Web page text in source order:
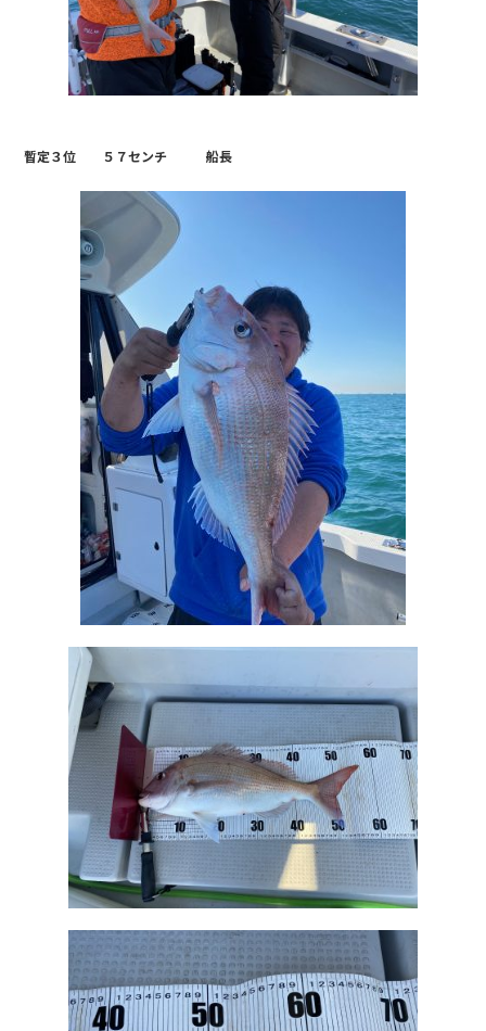
暫定３位 ５７センチ 船長